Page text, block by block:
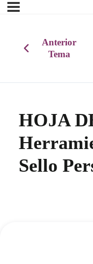
Anterior
Tema
HOJA
Sello